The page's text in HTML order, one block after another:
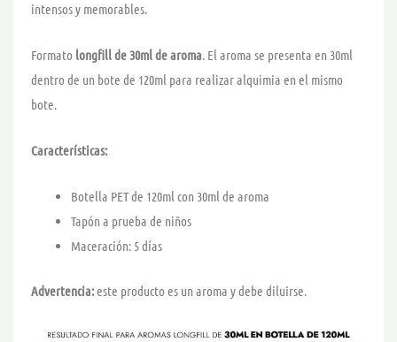
intensos y memorables.
Formato longfill de 30ml de aroma. El aroma se presenta en 30ml
dentro de un bote de 120ml para realizar alquimia en el mismo
bote.
Características:
Botella PET de 120ml con 30ml de aroma
Tapón a prueba de niños
Maceración: 5 días
Advertencia:este producto es un aroma y debe diluirse.